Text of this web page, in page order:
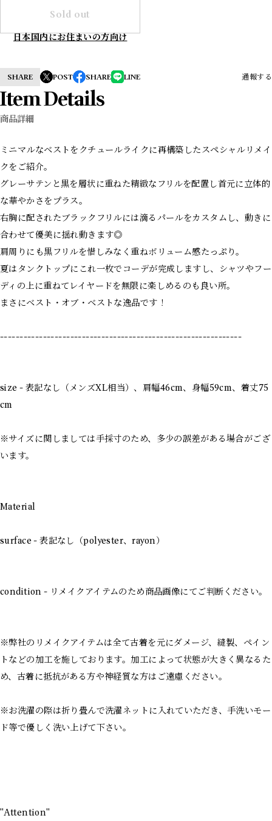
Sold out
日本国内にお住まいの方向け
SHARE POST SHARE LINE 通報する
Item Details
商品詳細
ミニマルなベストをクチュールライクに再構築したスペシャルリメイ
クをご紹介。
グレーサテンと黒を層状に重ねた精緻なフリルを配置し首元に立体的
な華やかさをプラス。
右胸に配されたブラックフリルには滴るパールをカスタムし、動きに
合わせて優美に揺れ動きます◎
肩周りにも黒フリルを惜しみなく重ねボリューム感たっぷり。
夏はタンクトップにこれ一枚でコーデが完成しますし、シャツやフー
ディの上に重ねてレイヤードを無限に楽しめるのも良い所。
まさにベスト・オブ・ベストな逸品です！
--------------------------------------------------------------
size - 表記なし（メンズXL相当）、肩幅46cm、身幅59cm、着丈75
cm
※サイズに関しましては手採寸のため、多少の誤差がある場合がござ
います。
Material
surface - 表記なし（polyester、rayon）
condition - リメイクアイテムのため商品画像にてご判断ください。
※弊社のリメイクアイテムは全て古着を元にダメージ、縫製、ペイン
トなどの加工を施しております。加工によって状態が大きく異なるた
め、古着に抵抗がある方や神経質な方はご遠慮ください。
※お洗濯の際は折り畳んで洗濯ネットに入れていただき、手洗いモー
ド等で優しく洗い上げて下さい。
"Attention"